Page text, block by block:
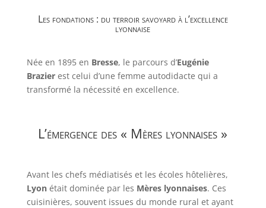
Les fondations : du terroir savoyard à l’excellence
lyonnaise
Née en 1895 en Bresse, le parcours d’Eugénie
Brazierest celui d’une femme autodidacte qui a
transformé la nécessité en excellence.
L’émergence des « Mères lyonnaises »
Avant les chefs médiatisés et les écoles hôtelières,
Lyonétait dominée par les Mères lyonnaises. Ces
cuisinières, souvent issues du monde rural et ayant